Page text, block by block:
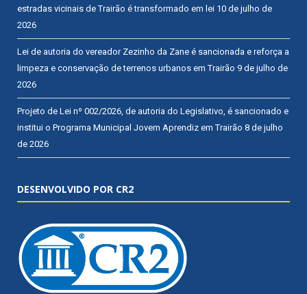
estradas vicinais de Trairão é transformado em lei 10 de julho de
2026
Lei de autoria do vereador Zezinho da Zane é sancionada e reforça a
limpeza e conservação de terrenos urbanos em Trairão 9 de julho de
2026
Projeto de Lei nº 002/2026, de autoria do Legislativo, é sancionado e
institui o Programa Municipal Jovem Aprendiz em Trairão 8 de julho
de 2026
DESENVOLVIDO POR CR2